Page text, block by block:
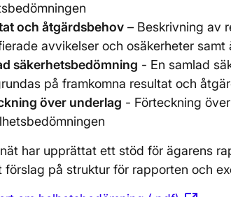
och åtgärdsbehov– Beskrivning av
avvikelser och osäkerheter samt
säkerhetsbedömning - En samlad
på framkomna resultat och
över underlag - Förteckning
har upprättat ett stöd för ägarens
förslag på struktur för rapporten och